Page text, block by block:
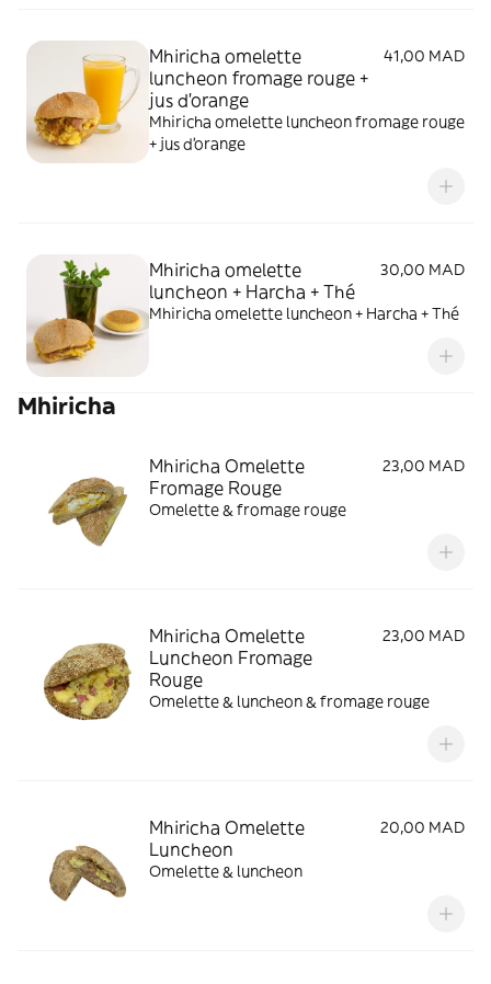
Mhiricha omelette
luncheon fromage rouge +
jus d'orange
41,00 MAD
Mhiricha omelette luncheon fromage rouge
+ jus d'orange
Mhiricha omelette
luncheon + Harcha + Thé
30,00 MAD
Mhiricha omelette luncheon + Harcha + Thé
Mhiricha
Mhiricha Omelette
Fromage Rouge
23,00 MAD
Omelette & fromage rouge
Mhiricha Omelette
Luncheon Fromage
Rouge
23,00 MAD
Omelette & luncheon & fromage rouge
Mhiricha Omelette
Luncheon
20,00 MAD
Omelette & luncheon